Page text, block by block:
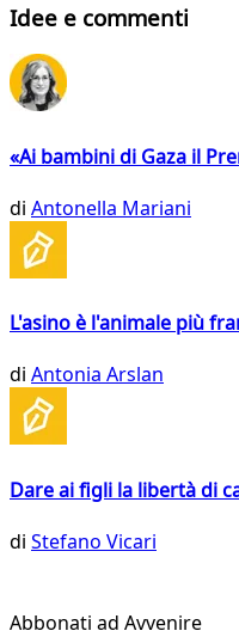
Idee e commenti
«Ai bambini di Gaza il
di Antonella Mariani
L'asino è l'animale più
di Antonia Arslan
Dare ai figli la libertà di
di Stefano Vicari
Abbonati ad Avvenire